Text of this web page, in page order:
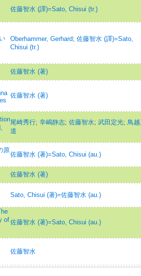
佐藤智水 (譯)=Sato, Chisui (tr.)
Oberhammer, Gerhard; 佐藤智水 (譯)=Sato,
Chisui (tr.)
佐藤智水 (著)
佐藤智水 (著)
尾崎秀行; 辛嶋静志; 佐藤智水; 武田定光; 鳥越
道
原
佐藤智水 (著)=Sato, Chisui (au.)
佐藤智水 (著)
Sato, Chisui (著)=佐藤智水 (au.)
of佐藤智水 (著)=Sato, Chisui (au.)
佐藤智水